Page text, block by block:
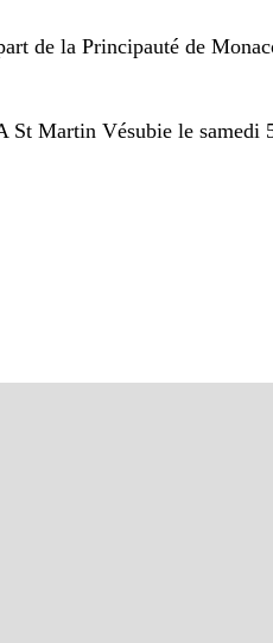
de la Principauté de
St Martin Vésubie le samedi